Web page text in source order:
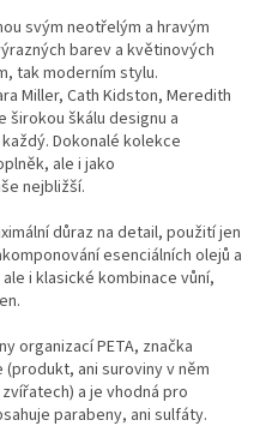
svým neotřelým a hravým
barev a květinových
tak moderním stylu.
Miller, Cath Kidston, Meredith
širokou škálu designu a
Dokonalé kolekce
ale i jako
nejbližší.
důraz na detail, použití jen
esenciálních olejů a
i klasické kombinace vůní,
organizací PETA, značka
ani suroviny v něm
a je vhodná pro
parabeny, ani sulfáty.